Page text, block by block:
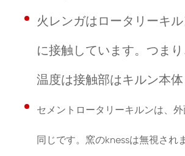
火レンガはロータリーキ
に接触しています。つま
温度は接触部はキルン本体
セメントロータリーキルンは、
同じです。窯のknessは無視され